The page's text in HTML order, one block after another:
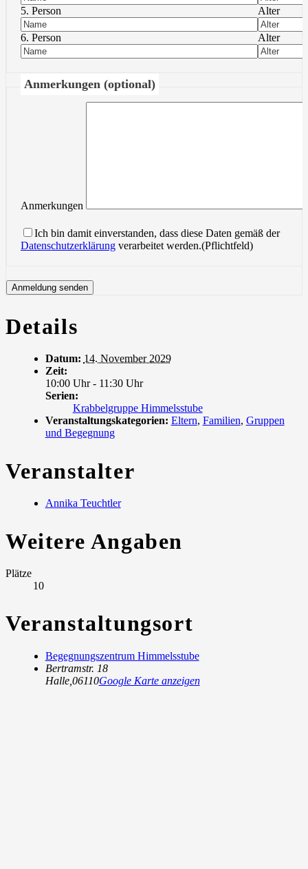
5. Person Alter
6. Person Alter
Anmerkungen (optional)
Anmerkungen
Ich bin damit einverstanden, dass diese Daten gemäß der
Datenschutzerklärung verarbeitet werden.(Pflichtfeld)
Details
Datum: 14. November 2029
Zeit:
10:00 Uhr - 11:30 Uhr
Serien:
Krabbelgruppe Himmelsstube
Veranstaltungskategorien: Eltern, Familien, Gruppen
und Begegnung
Veranstalter
Annika Teuchtler
Weitere Angaben
Plätze
10
Veranstaltungsort
Begegnungszentrum Himmelsstube
Bertramstr. 18
Halle, 06110Google Karte anzeigen